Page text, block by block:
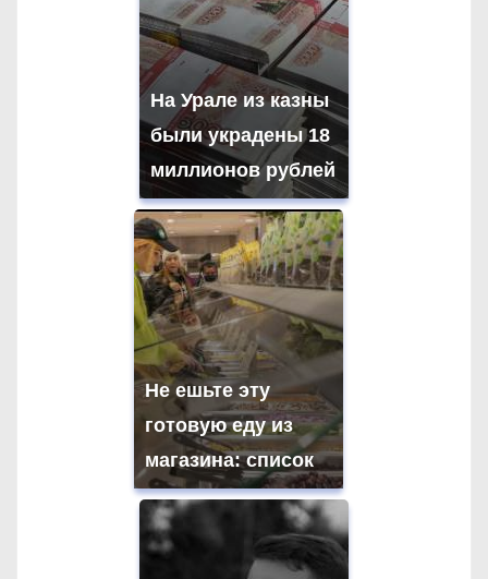
На Урале из казны
были украдены 18
миллионов рублей
Не ешьте эту
готовую еду из
магазина: список